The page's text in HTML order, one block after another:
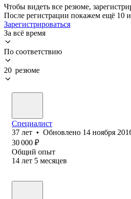
Чтобы видеть все резюме,
После регистрации покажем ещё 10
Зарегистрироваться
За всё время
По соответствию
20 резюме
Специалист
37 лет • Обновлено 14 ноября
30 000 ₽
Общий опыт
14 лет 5 месяцев